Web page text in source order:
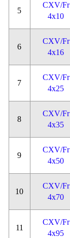
5
CXV/Fr
4x10
6
CXV/Fr
4x16
7
CXV/Fr
4x25
8
CXV/Fr
4x35
9
CXV/Fr
4x50
10
CXV/Fr
4x70
11
CXV/Fr
4x95